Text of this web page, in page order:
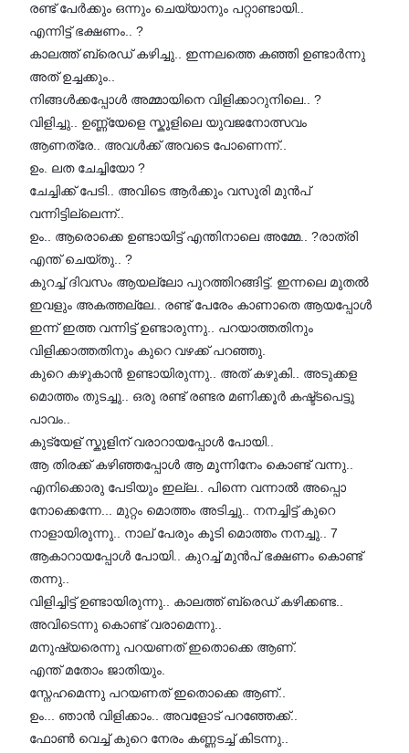
രണ്ട് പേർക്കും ഒന്നും ചെയ്യാനും പറ്റാണ്ടായി..
എന്നിട്ട് ഭക്ഷണം.. ?
കാലത്ത് ബ്രെഡ് കഴിച്ചു.. ഇന്നലത്തെ കഞ്ഞി ഉണ്ടാർന്നു
അത് ഉച്ചക്കും..
നിങ്ങൾക്കപ്പോൾ അമ്മായിനെ വിളിക്കാറുനിലെ.. ?
വിളിച്ചു.. ഉണ്ണ്യേളെ സ്കൂളിലെ യുവജനോത്സവം
ആണത്രേ.. അവൾക്ക് അവടെ പോണെന്ന്..
ഉം. ലത ചേച്ചിയോ ?
ചേച്ചിക്ക് പേടി.. അവിടെ ആർക്കും വസൂരി മുൻപ്
വന്നിട്ടില്ലെന്ന്..
ഉം.. ആരൊക്കെ ഉണ്ടായിട്ട് എന്തിനാലെ അമ്മേ.. ?രാത്രി
എന്ത് ചെയ്തു.. ?
കുറച്ച് ദിവസം ആയല്ലോ പുറത്തിറങ്ങിട്ട്. ഇന്നലെ മുതൽ
ഇവളും അകത്തല്ലേ.. രണ്ട് പേരേം കാണാതെ ആയപ്പോൾ
ഇന്ന് ഇത്ത വന്നിട്ട് ഉണ്ടാരുന്നു.. പറയാത്തതിനും
വിളിക്കാത്തതിനും കുറെ വഴക്ക് പറഞ്ഞു.
കുറെ കഴുകാൻ ഉണ്ടായിരുന്നു.. അത് കഴുകി.. അടുക്കള
മൊത്തം തുടച്ചു.. ഒരു രണ്ട് രണ്ടര മണിക്കൂർ കഷ്ട്ടപെട്ടു
പാവം..
കുട്യേള് സ്കൂളിന് വരാറായപ്പോൾ പോയി..
ആ തിരക്ക് കഴിഞ്ഞപ്പോൾ ആ മൂന്നിനേം കൊണ്ട് വന്നു..
എനിക്കൊരു പേടിയും ഇല്ല.. പിന്നെ വന്നാൽ അപ്പൊ
നോക്കെന്നേ... മുറ്റം മൊത്തം അടിച്ചു.. നനച്ചിട്ട് കുറെ
നാളായിരുന്നു.. നാല്‌ പേരും കൂടി മൊത്തം നനച്ചു.. 7
ആകാറായപ്പോൾ പോയി.. കുറച്ച് മുൻപ് ഭക്ഷണം കൊണ്ട്
തന്നു..
വിളിച്ചിട്ട് ഉണ്ടായിരുന്നു.. കാലത്ത് ബ്രെഡ് കഴിക്കണ്ട..
അവിടെന്നു കൊണ്ട് വരാമെന്നു..
മനുഷ്യരെന്നു പറയണത് ഇതൊക്കെ ആണ്.
എന്ത് മതോം ജാതിയും.
സ്നേഹമെന്നു പറയണത് ഇതൊക്കെ ആണ്..
ഉം... ഞാൻ വിളിക്കാം.. അവളോട് പറഞ്ഞേക്ക്..
ഫോൺ വെച്ച് കുറെ നേരം കണ്ണടച്ച് കിടന്നു..